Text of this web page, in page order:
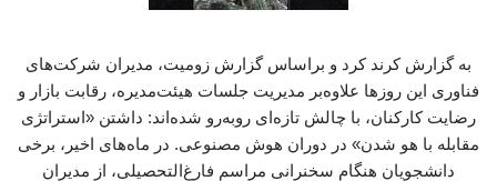
به گزارش کرند کرد و براساس گزارش زومیت، مدیران شرکت‌های
فناوری این روزها علاوه‌بر مدیریت جلسات هیئت‌مدیره، رقابت بازار و
رضایت کارکنان، با چالش تازه‌ای روبه‌رو شده‌اند: داشتن «استراتژی
مقابله با هو شدن» در دوران هوش مصنوعی. در ماه‌های اخیر، برخی
دانشجویان هنگام سخنرانی مراسم فارغ‌التحصیلی، از مدیران